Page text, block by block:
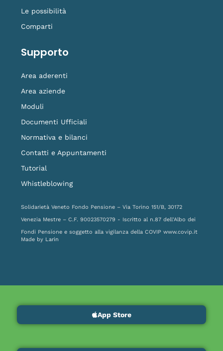
Le possibilità
Comparti
Supporto
Area aderenti
Area aziende
Moduli
Documenti Ufficiali
Normativa e bilanci
Contatti e Appuntamenti
Tutorial
Whistleblowing
Solidarietà Veneto Fondo Pensione – Via Torino 151/B, 30172
Venezia Mestre – C.F. 90023570279 - Iscritto al n.87 dell'Albo dei
Fondi Pensione e soggetto alla vigilanza della COVIP www.covip.it
Made by Larin
App Store